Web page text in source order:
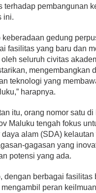
terhadap pembangunan
ini.
keberadaan gedung
fasilitas yang baru dan
seluruh civitas
mengembangkan
teknologi yang
harapnya.
itu, orang nomor satu
Maluku tengah fokus
daya alam (SDA)
gagasan yang
potensi yang ada.
dengan berbagai
peran